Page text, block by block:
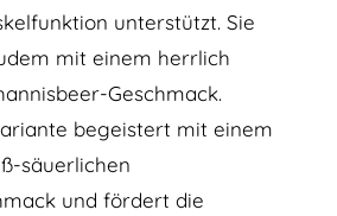
unterstützt. Sie
mit einem herrlich
Geschmack.
begeistert mit einem
säuerlichen
und fördert die